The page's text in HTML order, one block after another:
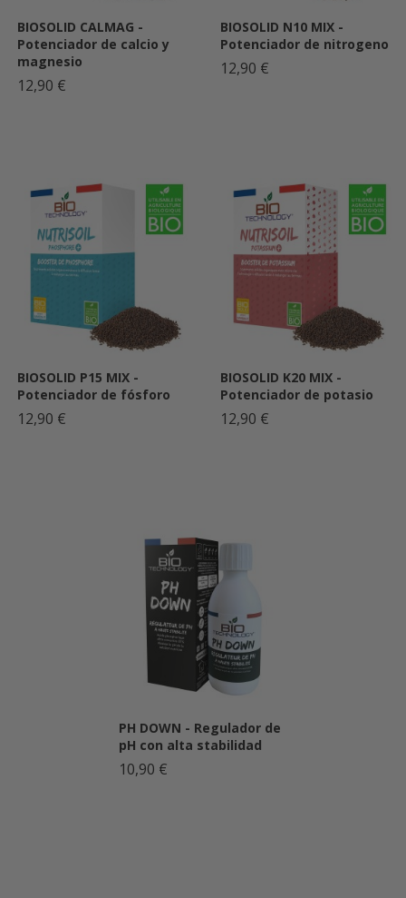
BIOSOLID CALMAG -
Potenciador de calcio y
magnesio
12,90 €
BIOSOLID N10 MIX -
Potenciador de nitrogeno
12,90 €
BIOSOLID P15 MIX -
Potenciador de fósforo
12,90 €
BIOSOLID K20 MIX -
Potenciador de potasio
12,90 €
PH DOWN - Regulador de
pH con alta stabilidad
10,90 €